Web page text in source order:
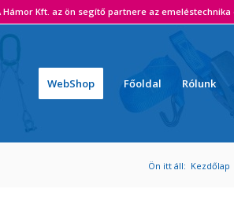
az ön segítő partnere az emeléstechnika
WebShop Főoldal Rólunk
Ön itt áll: Kezdőlap